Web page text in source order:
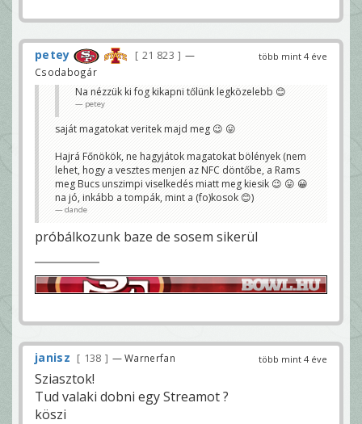
több mint 4 éve
petey 21 823
—
Csodabogár
Na nézzük ki fog kikapni tőlünk legközelebb 😊
petey
saját magatokat veritek majd meg 😉 😛
Hajrá Főnökök, ne hagyjátok magatokat bölények (nem
lehet, hogy a vesztes menjen az NFC döntőbe, a Rams
meg Bucs unszimpi viselkedés miatt meg kiesik 😉 😛 😀
na jó, inkább a tompák, mint a (fo)kosok 😊)
dande
próbálkozunk baze de sosem sikerül
több mint 4 éve
janisz 138 — Warnerfan
Sziasztok!
Tud valaki dobni egy Streamot ?
köszi